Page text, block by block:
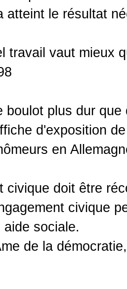
atteint le résultat
travail vaut mieux
boulot plus dur
d'exposition
en
civique doit être
civique
sociale.
de la